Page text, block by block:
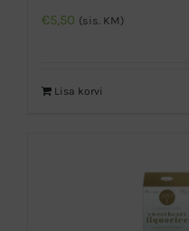
€5,50 (sis. KM)
Lisa korvi